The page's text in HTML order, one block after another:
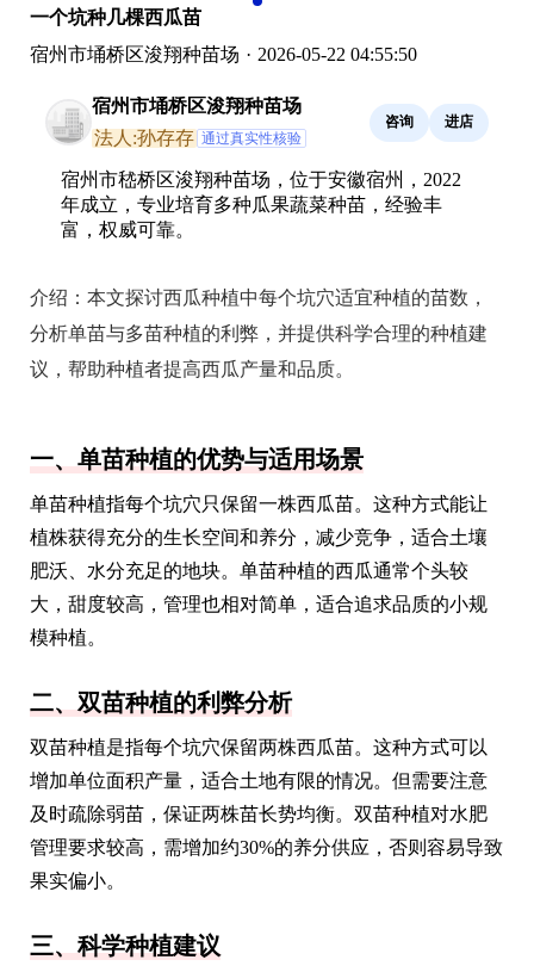
一个坑种几棵西瓜苗
宿州市埇桥区浚翔种苗场 · 2026-05-22 04:55:50
宿州市埇桥区浚翔种苗场
法人:孙存存 通过真实性核验
咨询 进店
宿州市嵇桥区浚翔种苗场，位于安徽宿州，2022
年成立，专业培育多种瓜果蔬菜种苗，经验丰
富，权威可靠。
介绍： 本文探讨西瓜种植中每个坑穴适宜种植的苗数，
分析单苗与多苗种植的利弊，并提供科学合理的种植建
议，帮助种植者提高西瓜产量和品质。
一、单苗种植的优势与适用场景
单苗种植指每个坑穴只保留一株西瓜苗。这种方式能让
植株获得充分的生长空间和养分，减少竞争，适合土壤
肥沃、水分充足的地块。单苗种植的西瓜通常个头较
大，甜度较高，管理也相对简单，适合追求品质的小规
模种植。
二、双苗种植的利弊分析
双苗种植是指每个坑穴保留两株西瓜苗。这种方式可以
增加单位面积产量，适合土地有限的情况。但需要注意
及时疏除弱苗，保证两株苗长势均衡。双苗种植对水肥
管理要求较高，需增加约30%的养分供应，否则容易导致
果实偏小。
三、科学种植建议